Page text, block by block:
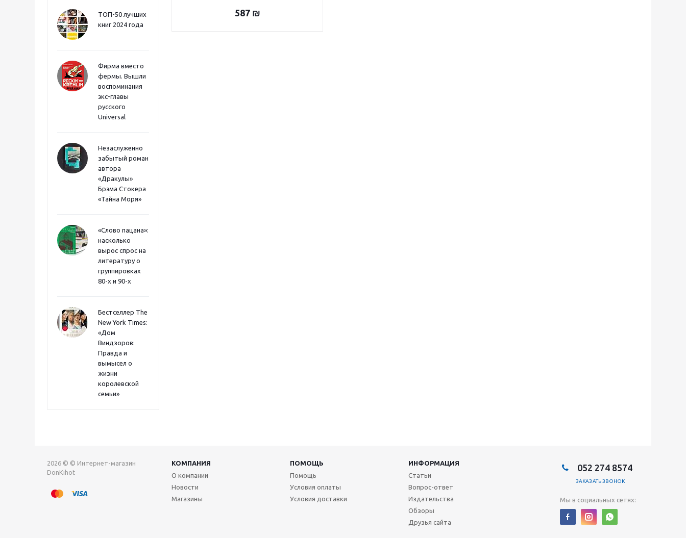
ТОП-50 лучших
книг 2024 года
Фирма вместо
фермы. Вышли
воспоминания
экс-главы
русского
Universal
Незаслуженно
забытый роман
автора
«Дракулы»
Брэма Стокера
«Тайна Моря»
«Слово пацана»:
насколько
вырос спрос на
литературу о
группировках
80-х и 90-х
Бестселлер The
New York Times:
«Дом
Виндзоров:
Правда и
вымысел о
жизни
королевской
семьи»
587 ₪
2026 © © Интернет-магазин
DonKihot
КОМПАНИЯ ПОМОЩЬ
ИНФОРМАЦИЯ
О компании
Новости
Магазины
Помощь
Условия оплаты
Условия доставки
Статьи
Вопрос-ответ
Издательства
Обзоры
Друзья сайта
052 274 8574
ЗАКАЗАТЬ ЗВОНОК
Мы в социальных сетях: